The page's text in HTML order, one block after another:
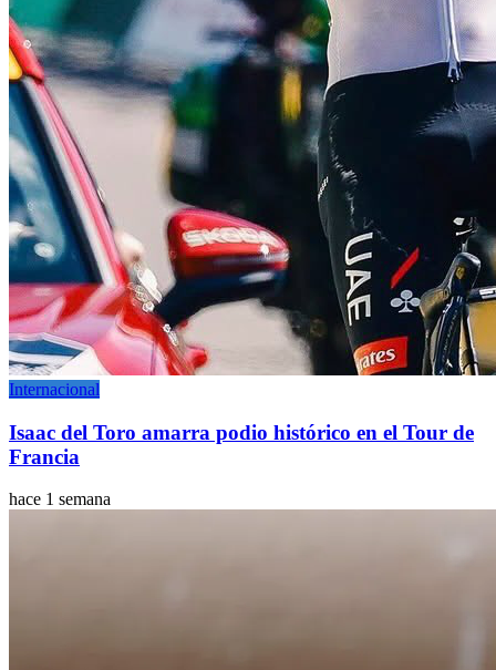
Internacional
Isaac del Toro amarra podio histórico en el Tour de
Francia
hace 1 semana